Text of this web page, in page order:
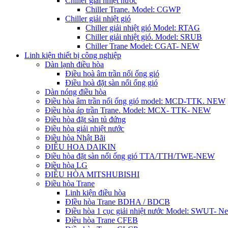
Chiller Trane. Model: CGWP
Chiller giải nhiệt gió
Chiller giải nhiệt gió Model: RTAG
Chiller giải nhiệt gió. Model: SRUB
Chiller Trane Model: CGAT- NEW
Linh kiện thiết bị công nghiệp
Dàn lạnh điều hòa
Điều hoà âm trần nối ống gió
Điều hoà đặt sàn nối ống gió
Dàn nóng điều hòa
Điều hòa âm trần nối ống gió model: MCD-TTK. NEW
Điều hòa áp trần Trane. Model: MCX- TTK- NEW
Điều hòa đặt sàn tủ đứng
Điều hòa giải nhiệt nước
Điều hòa Nhật Bãi
ĐIÊU HOA DAIKIN
Điều hòa đặt sàn nối ống gió TTA/TTH/TWE-NEW
Điều hòa LG
ĐIỀU HÒA MITSHUBISHI
Điều hòa Trane
Linh kiện điều hòa
ĐIều hòa Trane BDHA / BDCB
Điều hòa 1 cục giải nhiệt nước Model: SWUT-
Điều hòa Trane CFEB